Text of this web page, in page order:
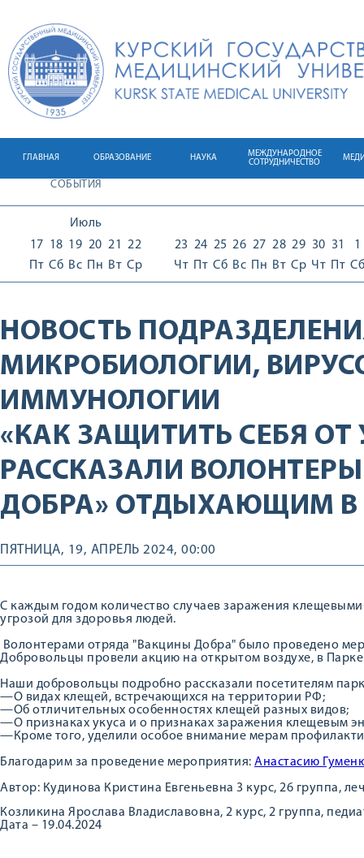
ГЛАВНАЯ ОБРАЗОВАНИЕ НАУКА
МЕЖДУНАРОДНОЕ
СОТРУДНИЧЕСТВО
СОБЫТИЯ
Июль
17
Пт
18
Сб
19
Вс
20
Пн
21
Вт
22
Ср
23
Чт
24
Пт
25
Сб
26
Вс
27
Пн
28
Вт
29
Ср
30
Чт
31
Пт
1
Сб
НОВОСТЬ
МИКРОБИОЛОГИИ,
ИММУНОЛОГИИ
«КАК ЗАЩИТИТЬ СЕБЯ ОТ
РАССКАЗАЛИ
ДОБРА» ОТДЫХАЮЩИМ В
ПЯТНИЦА, 19, АПРЕЛЬ 2024, 00:00
С каждым годом количество случаев заражения
угрозой для здоровья людей.
Волонтерами отряда "Вакцины Добра" было проведено
Добровольцы провели акцию на открытом воздухе, в
Наши добровольцы подробно рассказали посетителям
—О видах клещей, встречающихся на территории РФ;
—Об отличительных особенностях клещей разных видов;
—О признаках укуса и о признаках заражения клещевым
—Кроме того, уделили особое внимание мерам
Благодарим за проведение мероприятия: Анастасию
Автор: Кудинова Кристина Евгеньевна 3 курс, 26 группа,
Козликина Ярослава Владиславовна, 2 курс, 2 группа,
Дата – 19.04.2024